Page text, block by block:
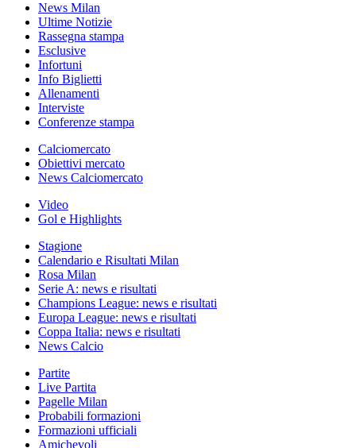
News Milan
Ultime Notizie
Rassegna stampa
Esclusive
Infortuni
Info Biglietti
Allenamenti
Interviste
Conferenze stampa
Calciomercato
Obiettivi mercato
News Calciomercato
Video
Gol e Highlights
Stagione
Calendario e Risultati Milan
Rosa Milan
Serie A: news e risultati
Champions League: news e risultati
Europa League: news e risultati
Coppa Italia: news e risultati
News Calcio
Partite
Live Partita
Pagelle Milan
Probabili formazioni
Formazioni ufficiali
Amichevoli